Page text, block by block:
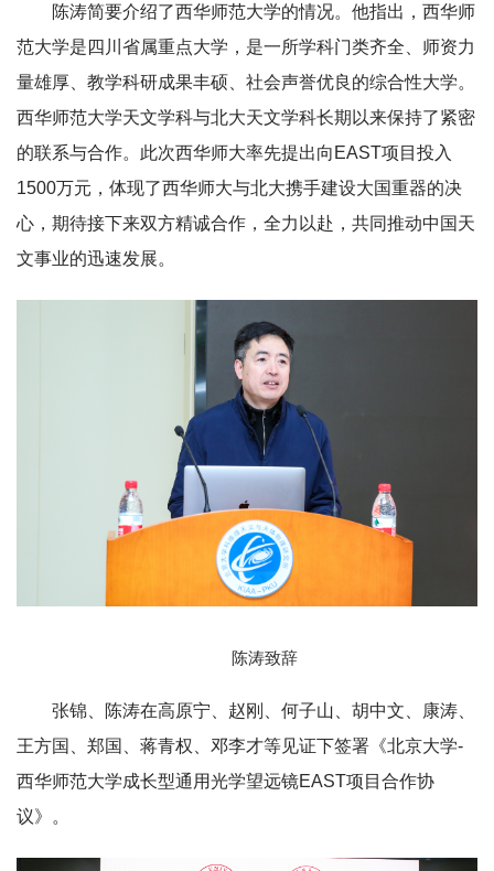
陈涛简要介绍了西华师范大学的情况。他指出，西华师
范大学是四川省属重点大学，是一所学科门类齐全、师资力
量雄厚、教学科研成果丰硕、社会声誉优良的综合性大学。
西华师范大学天文学科与北大天文学科长期以来保持了紧密
的联系与合作。此次西华师大率先提出向EAST项目投入
1500万元，体现了西华师大与北大携手建设大国重器的决
心，期待接下来双方精诚合作，全力以赴，共同推动中国天
文事业的迅速发展。
陈涛致辞
张锦、陈涛在高原宁、赵刚、何子山、胡中文、康涛、
王方国、郑国、蒋青权、邓李才等见证下签署《北京大学-
西华师范大学成长型通用光学望远镜EAST项目合作协
议》。